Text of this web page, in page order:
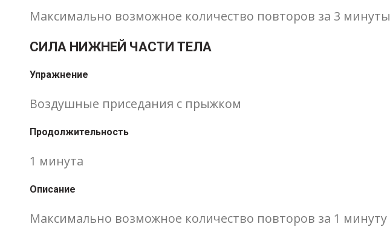
Максимально возможное количество повторов за 3 минуты
СИЛА НИЖНЕЙ ЧАСТИ ТЕЛА
Упражнение
Воздушные приседания с прыжком
Продолжительность
1 минута
Описание
Максимально возможное количество повторов за 1 минуту